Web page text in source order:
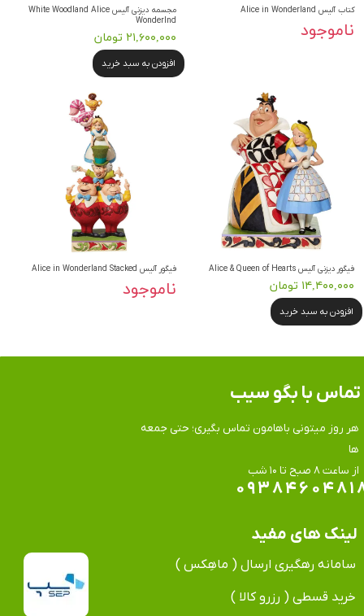
کتاب آلیس Alice in Wonderland
ناموجود
مجسمه دیزنی آلیس White Woodland Alice
Wonderlnd
۲۱,۶۰۰,۰۰۰ تومان
افزودن به سبد خرید
فیگور دیزنی آلیس Alice & Queen of Hearts
۱۴,۴۰۰,۰۰۰ تومان
افزودن به سبد خرید
فیگور آلیس Alice in Wonderland Stacked
ناموجود
هر روز میتونی باهامون تماس بگیری؛ حتی جمعه
ها
​​​​​​​از ساعت ۸ صبح تا ۱۰ شب
تماس​​​​​​​ با بگو سیب
لینک های مفید
سامانه رهگیری ارسال ( ماهِکس )
خرید قسطی ( رزرو کالا )